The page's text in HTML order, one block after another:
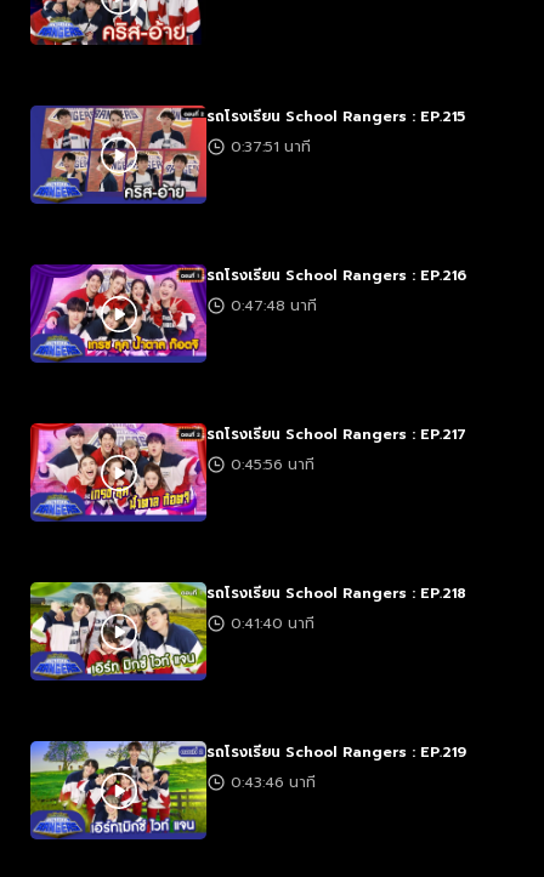
รถโรงเรียน School Rangers : EP.215
0:37:51 นาที
รถโรงเรียน School Rangers : EP.216
0:47:48 นาที
รถโรงเรียน School Rangers : EP.217
0:45:56 นาที
รถโรงเรียน School Rangers : EP.218
0:41:40 นาที
รถโรงเรียน School Rangers : EP.219
0:43:46 นาที